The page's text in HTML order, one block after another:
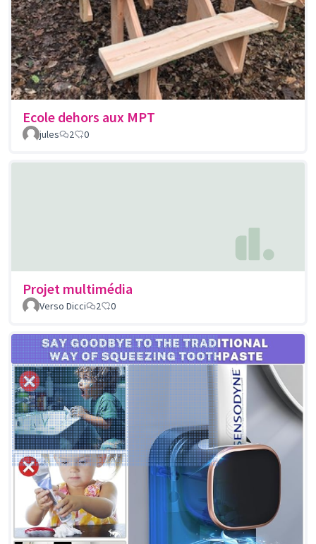
Ecole dehors aux MPT
jules 2 0
Projet multimédia
Verso Dicci 2 0